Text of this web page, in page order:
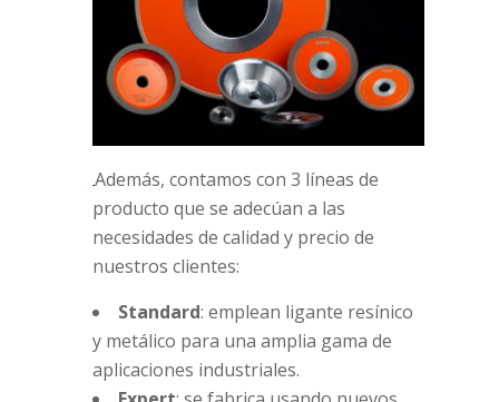
Además, contamos con 3 líneas de
producto que se adecúan a las
necesidades de calidad y precio de
nuestros clientes:
Standard: emplean ligante resínico
y metálico para una amplia gama de
aplicaciones industriales.